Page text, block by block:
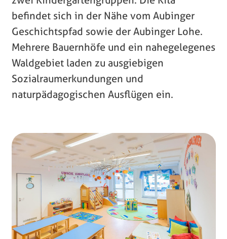
befindet sich in der Nähe vom Aubinger
Geschichtspfad sowie der Aubinger Lohe.
Mehrere Bauernhöfe und ein nahegelegenes
Waldgebiet laden zu ausgiebigen
Sozialraumerkundungen und
naturpädagogischen Ausflügen ein.